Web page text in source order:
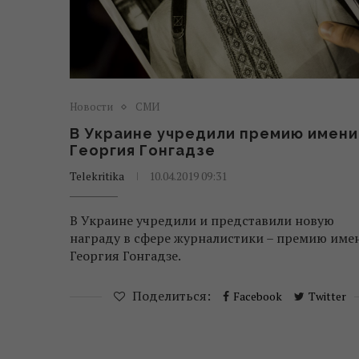
Новости СМИ
В Украине учредили премию имени
Георгия Гонгадзе
Telekritika 10.04.2019 09:31
В Украине учредили и представили новую
награду в сфере журналистики – премию
Георгия Гонгадзе.
Поделиться: Facebook Twitter